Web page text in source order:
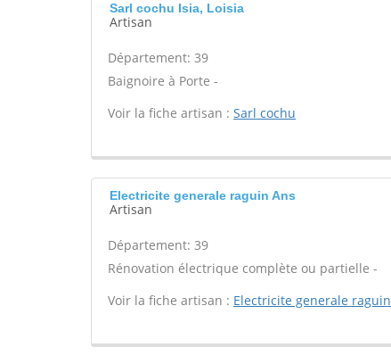
Sarl cochu Isia, Loisia
Artisan
Département: 39
Baignoire à Porte -
Voir la fiche artisan : Sarl cochu
Electricite generale raguin Ans
Artisan
Département: 39
Rénovation électrique complète ou partielle -
Voir la fiche artisan : Electricite generale raguin